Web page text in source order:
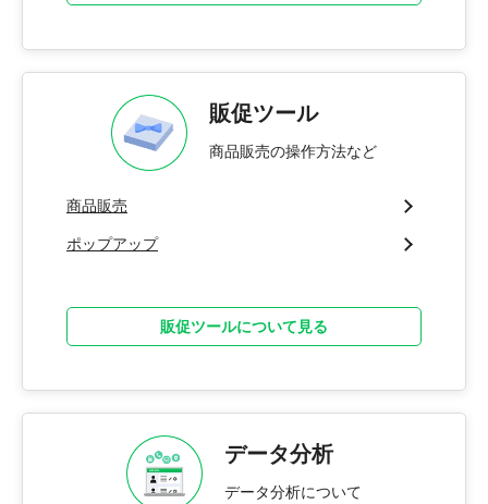
販促ツール
商品販売の操作方法など
商品販売
ポップアップ
販促ツールについて見る
データ分析
データ分析について